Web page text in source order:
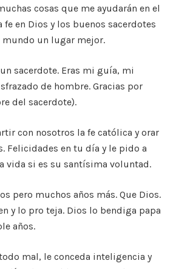
cosas que me ayudarán en el
fe en Dios y los buenos sacerdotes
mundo un lugar mejor.
sacerdote. Eras mi guía, mi
de hombre. Gracias por
del sacerdote).
con nosotros la fe católica y orar
Felicidades en tu día y le pido a
vida si es su santísima voluntad.
pero muchos años más. Que Dios.
y lo pro teja. Dios lo bendiga papa
años.
mal, le conceda inteligencia y